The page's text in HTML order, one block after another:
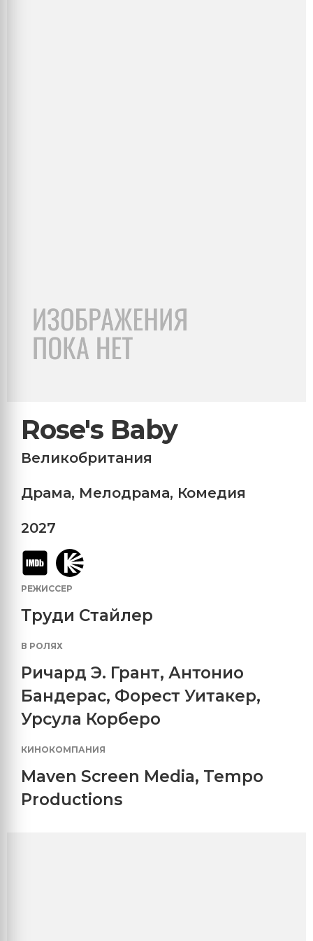
Rose's Baby
Великобритания
Драма, Мелодрама, Комедия
2027
РЕЖИССЕР
Труди Стайлер
В РОЛЯХ
Ричард Э. Грант, Антонио
Бандерас, Форест Уитакер,
Урсула Корберо
КИНОКОМПАНИЯ
Maven Screen Media, Tempo
Productions